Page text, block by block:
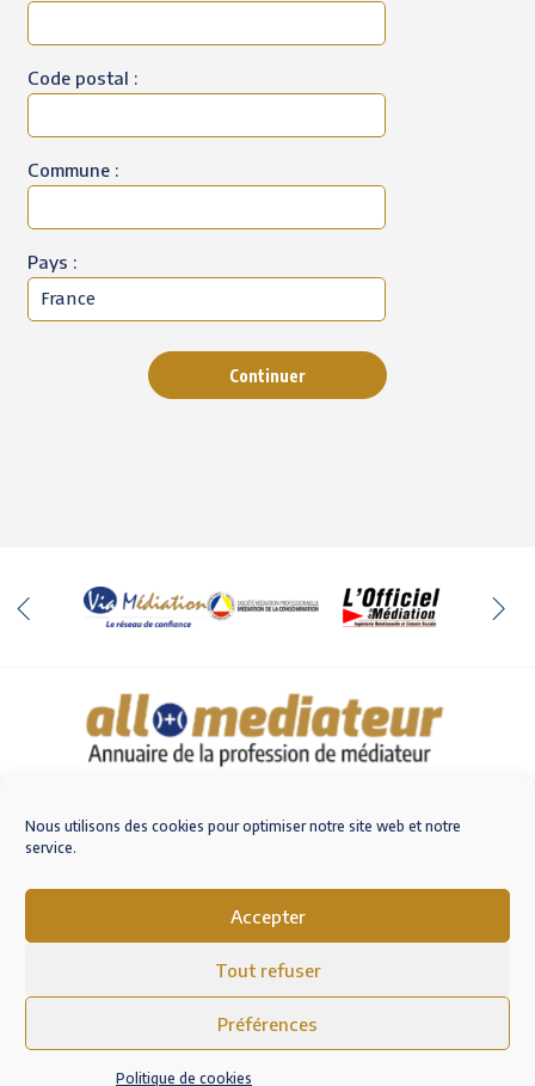
Nous utilisons des cookies pour optimiser notre site web et notre
service.
Accepter
Tout refuser
Préférences
Politique de cookies
Code postal :
Commune :
Pays :
Continuer
M'inscrire sur AlloMediateur
Mentions légales – RGPD
Conditions Générales d’Utilisation
Politique de cookies (EU)